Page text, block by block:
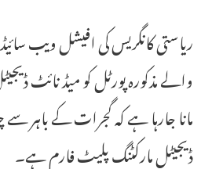
ریاستی کانگریس کی افیشل ویب
والے مذکورہ پورٹل کو میڈ نائٹ
مانا جارہا ہے کہ گجرات کے
ڈیجیٹل مارکٹنگ پلیٹ فارم ہے۔